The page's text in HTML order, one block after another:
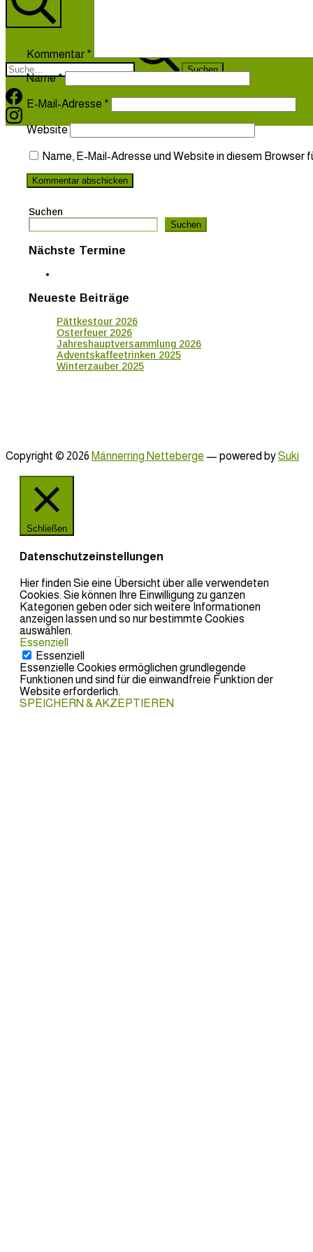
Suche
Facebook
Instagram
Kommentar *
Name*
E-Mail-Adresse *
Website
Name, E-Mail-Adresse und Website in diesem Browser
Suchen
Suchen
Nächste Termine
Neueste Beiträge
Pättkestour 2026
Osterfeuer 2026
Jahreshauptversammlung 2026
Adventskaffeetrinken 2025
Winterzauber 2025
Copyright © 2026 Männerring Netteberge — powered bySuki
Schließen
Datenschutzeinstellungen
Hier finden Sie eine Übersicht über alle verwendeten
Cookies. Sie können Ihre Einwilligung zu ganzen
Kategorien geben oder sich weitere Informationen
anzeigen lassen und so nur bestimmte Cookies
auswählen.
Essenziell
Essenziell
Essenzielle Cookies ermöglichen grundlegende
Funktionen und sind für die einwandfreie Funktion der
Website erforderlich.
SPEICHERN & AKZEPTIEREN